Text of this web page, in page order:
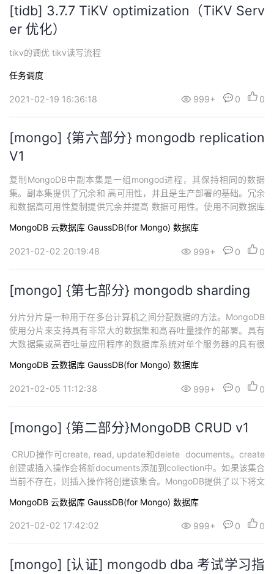
[tidb] 3.7.7 TiKV optimization（TiKV Serv
er 优化）
tikv的调优 tikv读写流程
任务调度
2021-02-19 16:36:18 999+ 0 0
[mongo] {第六部分} mongodb replication
V1
复制MongoDB中副本集是一组mongod进程，其保持相同的数据
集。副本集提供了冗余和 高可用性，并且是生产部署的基础。冗余
和数据高可用性复制提供冗余并提高 数据可用性。使用不同数据库
止单个数据库服务器故障。在某些情况下，复制可以提供更大的读
取容量，因为客户端可以将读取操作发送到不同的服务器。在不同
MongoDB 云数据库 GaussDB(for Mongo) 数据库
2021-02-02 20:19:48 999+ 0 0
[mongo] {第七部分} mongodb sharding
分片分片是一种用于在多台计算机之间分配数据的方法。MongoDB
使用分片来支持具有非常大的数据集和高吞吐量操作的部署。具有
大数据集或高吞吐量应用程序的数据库系统对单个服务器的具有很
AM的工作集大小会增加磁盘驱动器的I / O容量。解决系统增长的方
法有两种：垂直扩容和水平扩展。垂直扩容涉及增加单个服务器的
MongoDB 云数据库 GaussDB(for Mongo) 数据库
2021-02-05 11:12:38 999+ 0 0
[mongo] {第二部分}MongoDB CRUD v1
CRUD操作可create, read, update和delete documents。create
创建或插入操作会将新documents添加到collection中。如果该集合
当前不存在，则插入操作将创建该集合。MongoDB提供了以下将文
collection.insertMany() 3....
MongoDB 云数据库 GaussDB(for Mongo) 数据库
2021-02-02 17:42:02 999+ 0 0
[mongo] [认证] mongodb dba 考试学习指